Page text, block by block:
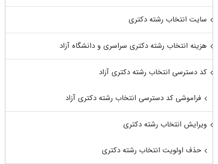
سایت انتخاب رشته دکتری
هزینه انتخاب رشته دکتری سراسری و دانشگاه آزاد
کد دسترسی انتخاب رشته دکتری آزاد
فراموشی کد دسترسی انتخاب رشته دکتری آزاد
ویرایش انتخاب رشته دکتری
حذف اولویت انتخاب رشته دکتری